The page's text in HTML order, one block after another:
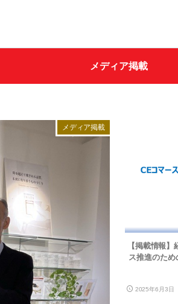
寝床内気候を整えるグースダウン使用
お手入れ方法
メンテナンス・サービス
羽
シ
メディア掲載
メディア掲載
【掲載情報
ス推進のた
2025年6月3日